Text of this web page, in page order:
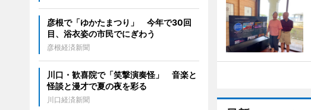
彦根で「ゆかたまつり」 今年で30回
目、浴衣姿の市民でにぎわう
彦根経済新聞
川口・歓喜院で「笑撃演奏怪」 音楽と
怪談と漫才で夏の夜を彩る
川口経済新聞